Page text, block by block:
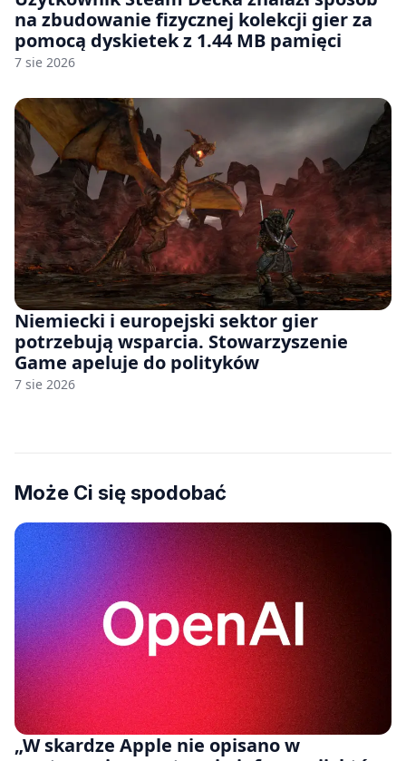
na zbudowanie fizycznej kolekcji gier za
pomocą dyskietek z 1.44 MB pamięci
7 sie 2026
Niemiecki i europejski sektor gier
potrzebują wsparcia. Stowarzyszenie
Game apeluje do polityków
7 sie 2026
Może Ci się spodobać
„W skardze Apple nie opisano w